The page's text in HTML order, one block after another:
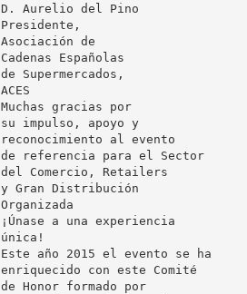
D. Aurelio del Pino
Presidente,
Asociación de
Cadenas Españolas
de Supermercados,
ACES
Muchas gracias por
su impulso, apoyo y
reconocimiento al evento
de referencia para el Sector
del Comercio, Retailers
y Gran Distribución
Organizada
¡Únase a una experiencia
única!
Este año 2015 el evento se ha
enriquecido con este Comité
de Honor formado por